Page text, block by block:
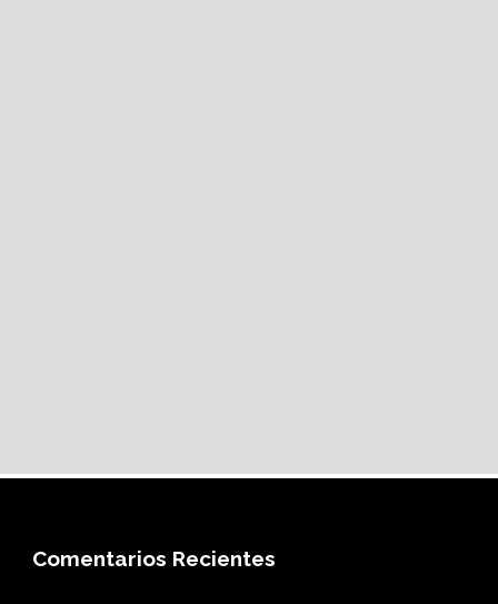
Comentarios Recientes